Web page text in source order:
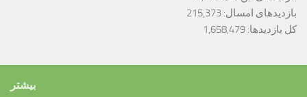
بازدیدهای امسال: 215,373
کل بازدیدها: 1,658,479
بیشتر